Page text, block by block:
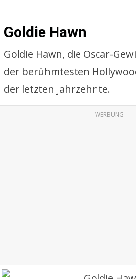
Goldie Hawn
Goldie Hawn, die Oscar-
der berühmtesten
der letzten Jahrzehnte.
WERBUNG